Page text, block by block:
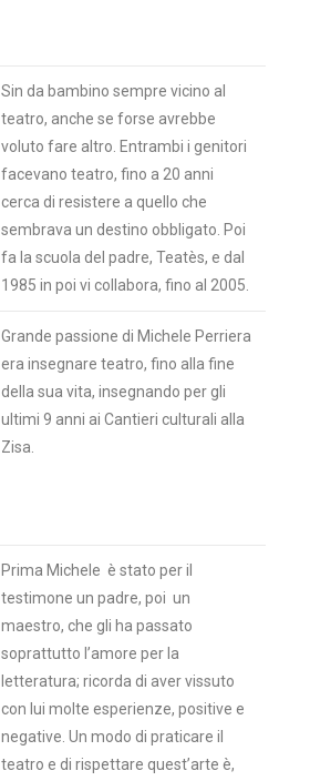
Sin da bambino sempre vicino al
teatro, anche se forse avrebbe
voluto fare altro. Entrambi i genitori
facevano teatro, fino a 20 anni
cerca di resistere a quello che
sembrava un destino obbligato. Poi
fa la scuola del padre, Teatès, e dal
1985 in poi vi collabora, fino al 2005.
Grande passione di Michele Perriera
era insegnare teatro, fino alla fine
della sua vita, insegnando per gli
ultimi 9 anni ai Cantieri culturali alla
Zisa.
Prima Michele è stato per il
testimone un padre, poi un
maestro, che gli ha passato
soprattutto l’amore per la
letteratura; ricorda di aver vissuto
con lui molte esperienze, positive e
negative. Un modo di praticare il
teatro e di rispettare quest’arte è,